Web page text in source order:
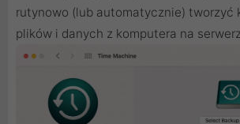
rutynowo (lub automatycznie) tworzyć
plików i danych z komputera na